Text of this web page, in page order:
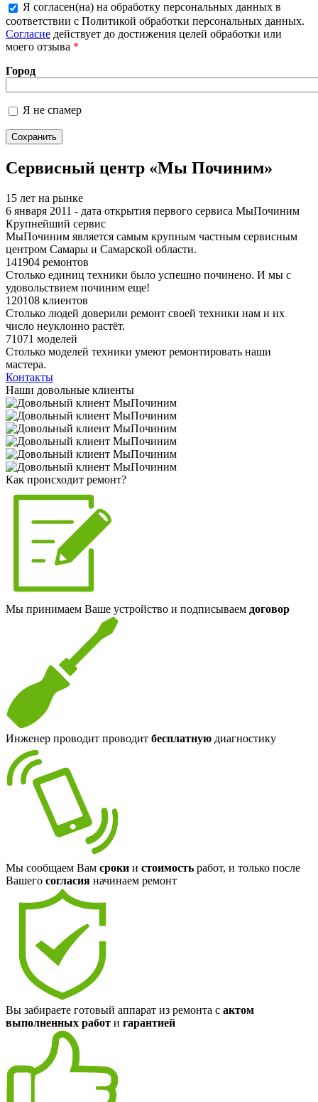
Более подробная информация о текстовых
форматах
Я согласен(на) на обработку персональных данных в
соответствии с Политикой обработки персональных данных.
Согласие действует до достижения целей обработки или
моего отзыва *
Город
Я не спамер
Я спамер
Сервисный центр «Мы Починим»
15 лет на рынке
6 января 2011 - дата открытия первого сервиса МыПочиним
Крупнейший сервис
МыПочиним является самым крупным частным сервисным
центром Самары и Самарской области.
141904 ремонтов
Столько единиц техники было успешно починено. И мы с
удовольствием починим еще!
120108 клиентов
Столько людей доверили ремонт своей техники нам и их
число неуклонно растёт.
71071 моделей
Столько моделей техники умеют ремонтировать наши
мастера.
Контакты
Наши довольные клиенты
Как происходит ремонт?
Мы принимаем Ваше устройство и подписываем договор
Инженер проводит проводит бесплатную диагностику
Мы сообщаем Вам сроки и стоимость работ, и только после
Вашего согласия начинаем ремонт
Вы забираете готовый аппарат из ремонта с актом
выполненных работ и гарантией